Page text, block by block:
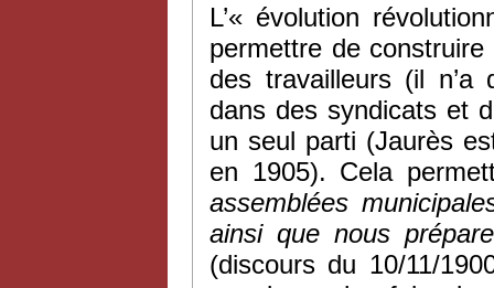
L’« évolution
permettre de construire
des travailleurs (il n’a
dans des syndicats et
un seul parti (Jaurès
en 1905). Cela
assemblées
ainsi que nous
(discours du 10/11/